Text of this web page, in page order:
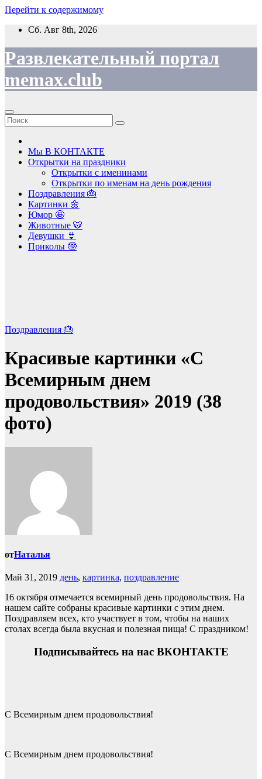
Перейти к содержимому
Сб. Авг 8th, 2026
Развлекательный портал
memax.club
Мы В КОНТАКТЕ
Открытки на праздники
Открытки с именинами
Открытки по именам на день рождения
Поздравления 🎂
Картинки 🌼
Юмор 🤩
Животные 🐯
Девушки 👙
Приколы 🤓
Поздравления 🎂
Красивые картинки «С
Всемирным днем
продовольствия» 2019 (38
фото)
отНаталья
Май 31, 2019 день, картинка, поздравление
16 октября отмечается всемирный день продовольствия. На
нашем сайте собраны красивые картинки с этим днем.
Поздравляем всех, кто участвует в том, чтобы на наших
столах всегда была вкусная и полезная пища! С праздником!
Подписывайтесь на нас ВКОНТАКТЕ
С Всемирным днем продовольствия!
С Всемирным днем продовольствия!